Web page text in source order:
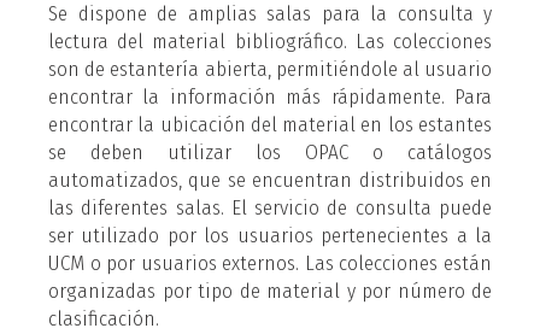
Se dispone de amplias salas para la consulta y
lectura del material bibliográfico. Las colecciones
son de estantería abierta, permitiéndole al usuario
encontrar la información más rápidamente. Para
encontrar la ubicación del material en los estantes
se deben utilizar los OPAC o catálogos
automatizados, que se encuentran distribuidos en
las diferentes salas. El servicio de consulta puede
ser utilizado por los usuarios pertenecientes a la
UCM o por usuarios externos. Las colecciones están
organizadas por tipo de material y por número de
clasificación.